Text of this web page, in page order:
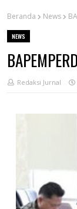
Beranda News
NEWS
Redaksi Jurnal